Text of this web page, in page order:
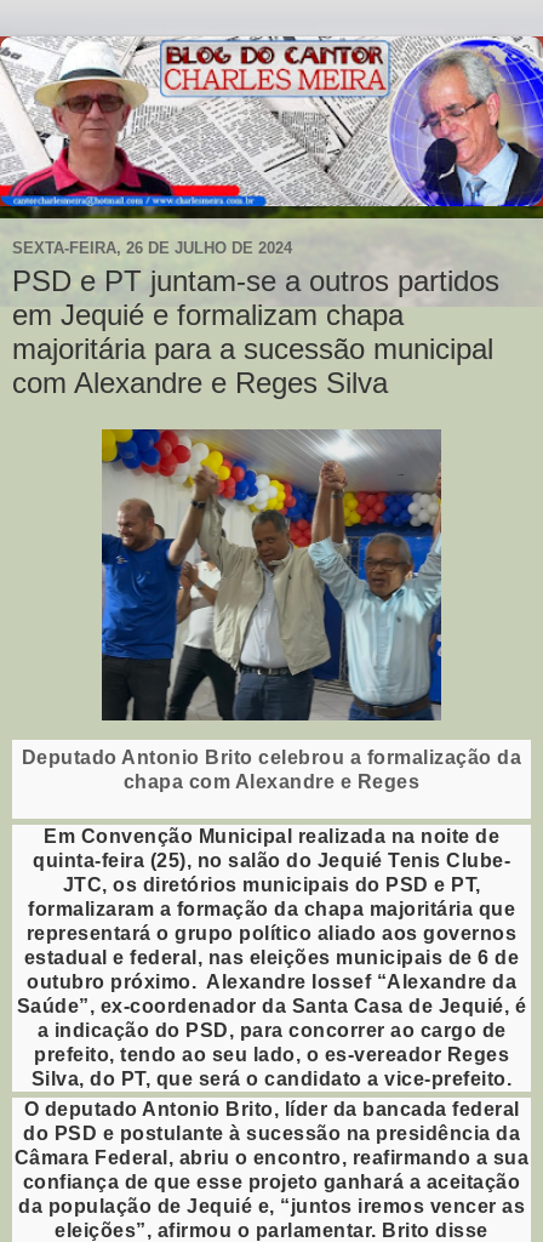
SEXTA-FEIRA, 26 DE JULHO DE 2024
PSD e PT juntam-se a outros partidos
em Jequié e formalizam chapa
majoritária para a sucessão municipal
com Alexandre e Reges Silva
Deputado Antonio Brito celebrou a formalização da
chapa com Alexandre e Reges
Em Convenção Municipal realizada na noite de
quinta-feira (25), no salão do Jequié Tenis Clube-
JTC, os diretórios municipais do PSD e PT,
formalizaram a formação da chapa majoritária que
representará o grupo político aliado aos governos
estadual e federal, nas eleições municipais de 6 de
outubro próximo. Alexandre Iossef “Alexandre da
Saúde”, ex-coordenador da Santa Casa de Jequié, é
a indicação do PSD, para concorrer ao cargo de
prefeito, tendo ao seu lado, o es-vereador Reges
Silva, do PT, que será o candidato a vice-prefeito.
O deputado Antonio Brito, líder da bancada federal
do PSD e postulante à sucessão na presidência da
Câmara Federal, abriu o encontro, reafirmando a sua
confiança de que esse projeto ganhará a aceitação
da população de Jequié e, “juntos iremos vencer as
eleições”, afirmou o parlamentar. Brito disse